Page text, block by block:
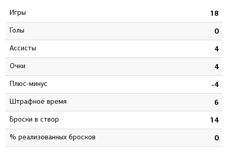
Игры 18
Голы 0
Ассисты 4
Очки 4
Плюс-минус -4
штрафное время 6
Броски в створ 14
% реализованных бросков 0